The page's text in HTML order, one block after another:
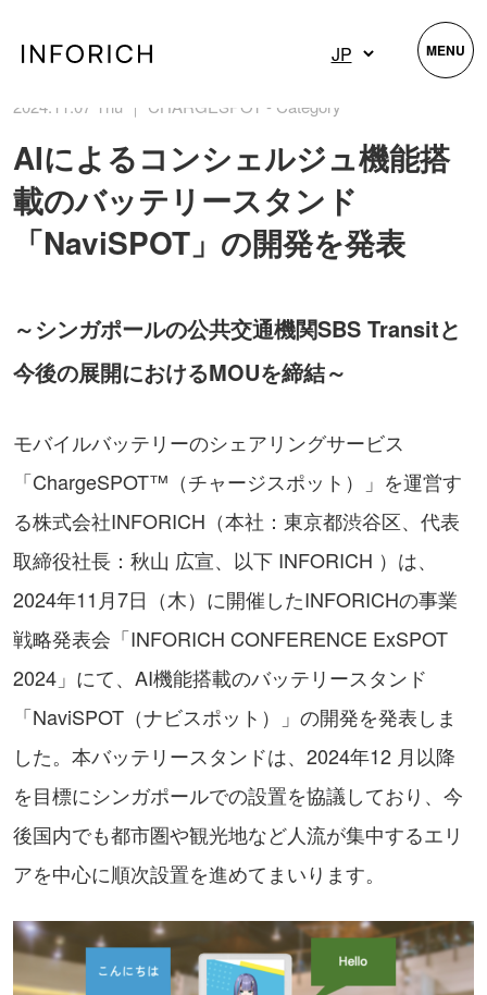
2024.11.07 Thu ｜ CHARGESPOT - Category
AIによるコンシェルジュ機能搭
載のバッテリースタンド
「NaviSPOT」の開発を発表
～シンガポールの公共交通機関SBS Transitと
今後の展開におけるMOUを締結～
モバイルバッテリーのシェアリングサービス
「ChargeSPOT™（チャージスポット）」を運営す
る株式会社INFORICH（本社：東京都渋谷区、代表
取締役社長：秋山 広宣、以下 INFORICH ）は、
2024年11月7日（木）に開催したINFORICHの事業
戦略発表会「INFORICH CONFERENCE ExSPOT
2024」にて、AI機能搭載のバッテリースタンド
「NaviSPOT（ナビスポット）」の開発を発表しま
した。本バッテリースタンドは、2024年12 月以降
を目標にシンガポールでの設置を協議しており、今
後国内でも都市圏や観光地など人流が集中するエリ
アを中心に順次設置を進めてまいります。
MENU